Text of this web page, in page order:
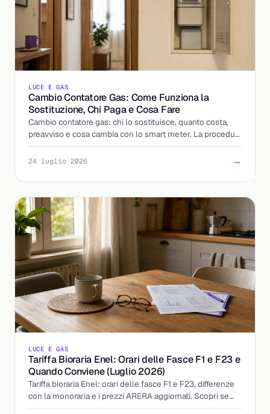
LUCE E GAS
Cambio Contatore Gas: Come Funziona la
Sostituzione, Chi Paga e Cosa Fare
Cambio contatore gas: chi lo sostituisce, quanto costa,
preavviso e cosa cambia con lo smart meter. La procedura
spiegata passo per passo, senza sorprese.
24 luglio 2026 →
LUCE E GAS
Tariffa Bioraria Enel: Orari delle Fasce F1 e F23 e
Quando Conviene (Luglio 2026)
Tariffa bioraria Enel: orari delle fasce F1 e F23, differenze
con la monoraria e i prezzi ARERA aggiornati. Scopri se
accendere la sera conviene davvero.